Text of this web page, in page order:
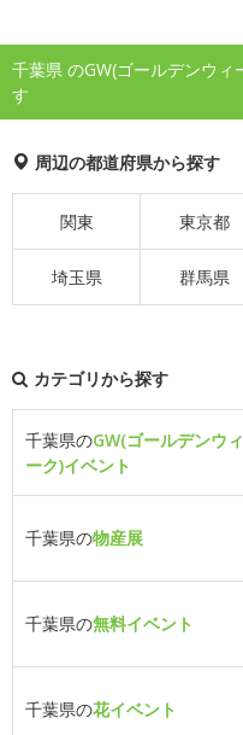
千葉県 のGW(ゴールデンウ
す
周辺の都道府県から探す
関東 東京都
埼玉県 群馬県
カテゴリから探す
千葉県のGW(ゴールデンウィ
ーク)イベント
千葉県の物産展
千葉県の無料イベント
千葉県の花イベント